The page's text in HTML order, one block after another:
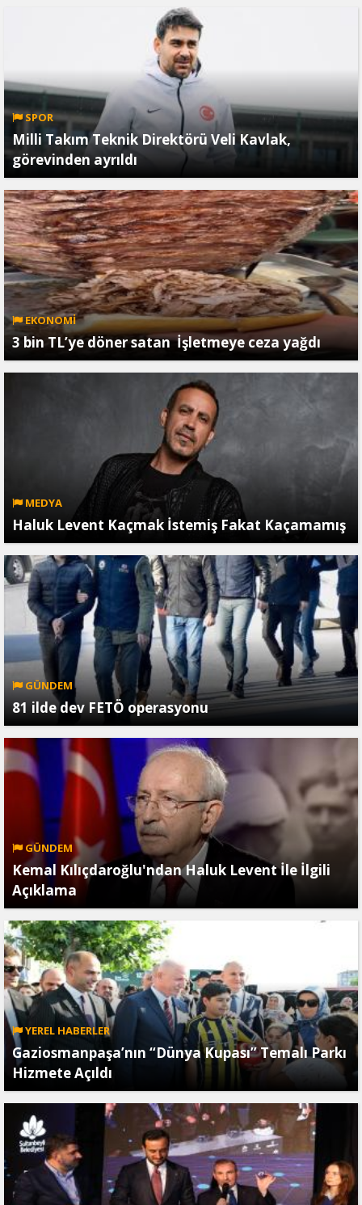
SPOR
Milli Takım Teknik Direktörü Veli Kavlak,
görevinden ayrıldı
EKONOMİ
3 bin TL’ye döner satan İşletmeye ceza yağdı
MEDYA
Haluk Levent Kaçmak İstemiş Fakat Kaçamamış
GÜNDEM
81 ilde dev FETÖ operasyonu
GÜNDEM
Kemal Kılıçdaroğlu'ndan Haluk Levent İle İlgili
Açıklama
YEREL HABERLER
Gaziosmanpaşa’nın “Dünya Kupası” Temalı Parkı
Hizmete Açıldı